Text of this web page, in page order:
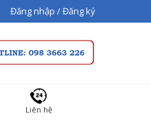
Đăng nhập / Đăng ký
Liên hệ